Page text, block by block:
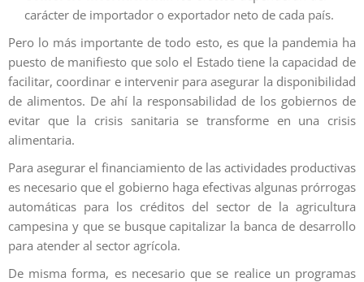
carácter de importador o exportador neto de cada país.
Pero lo más importante de todo esto, es que la pandemia ha
puesto de manifiesto que solo el Estado tiene la capacidad de
facilitar, coordinar e intervenir para asegurar la disponibilidad
de alimentos. De ahí la responsabilidad de los gobiernos de
evitar que la crisis sanitaria se transforme en una crisis
alimentaria.
Para asegurar el financiamiento de las actividades productivas
es necesario que el gobierno haga efectivas algunas prórrogas
automáticas para los créditos del sector de la agricultura
campesina y que se busque capitalizar la banca de desarrollo
para atender al sector agrícola.
De misma forma, es necesario que se realice un programas